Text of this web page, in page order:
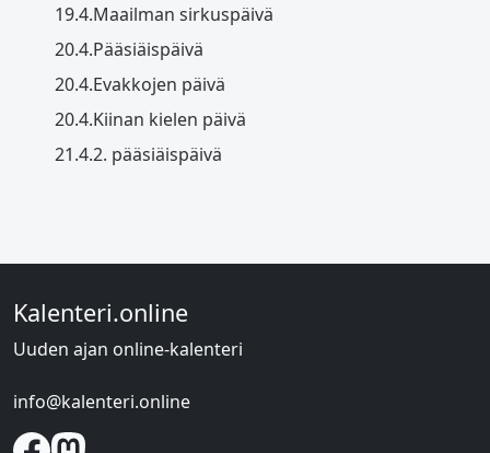
19.4.Maailman sirkuspäivä
20.4.Pääsiäispäivä
20.4.Evakkojen päivä
20.4.Kiinan kielen päivä
21.4.2. pääsiäispäivä
Kalenteri.online
Uuden ajan online-kalenteri
info@kalenteri.online